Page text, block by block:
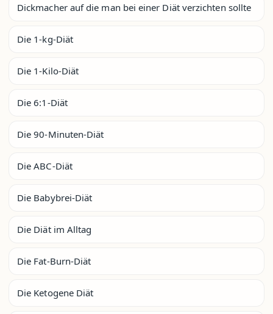
Dickmacher auf die man bei einer Diät verzichten sollte
Die 1-kg-Diät
Die 1-Kilo-Diät
Die 6:1-Diät
Die 90-Minuten-Diät
Die ABC-Diät
Die Babybrei-Diät
Die Diät im Alltag
Die Fat-Burn-Diät
Die Ketogene Diät